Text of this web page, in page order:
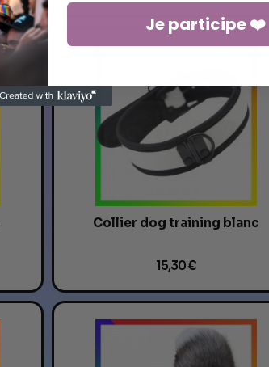
Collier dog training blanc
15,30 €
Je participe ❤️